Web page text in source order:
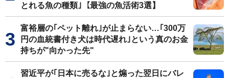
とれる魚の種類｣【最強の魚活術3選】
富裕層の｢ペット離れ｣が止まらない…｢300万
円の血統書付き犬は時代遅れ｣という真のお金
持ちが"向かった先"
習近平が｢日本に売るな｣と煽った翌日にバレ